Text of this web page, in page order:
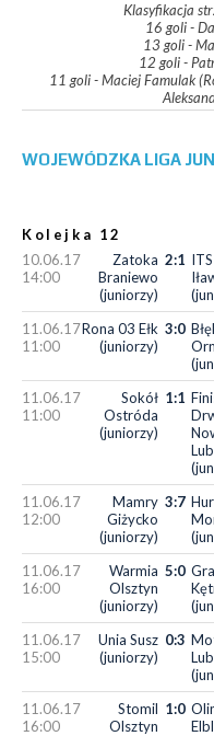
Klasyfikacja
16 goli -
13 goli -
12 goli -
11 goli - Maciej Famulak
WOJEWÓDZKA LIGA
Kolejka 12
10.06.17
14:00
Zatoka
Braniewo
(juniorzy)
2:1
11.06.17
11:00
Rona 03 Ełk
(juniorzy)
3:0
11.06.17
11:00
Sokół
Ostróda
(juniorzy)
1:1
11.06.17
12:00
Mamry
Giżycko
(juniorzy)
3:7
11.06.17
16:00
Warmia
Olsztyn
(juniorzy)
5:0
11.06.17
15:00
Unia Susz
(juniorzy)
0:3
11.06.17
16:00
Stomil
Olsztyn
1:0